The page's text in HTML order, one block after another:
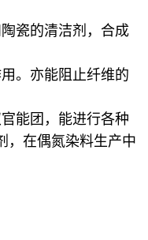
瓷的清洁剂，合成
。亦能阻止纤维的
能团，能进行各种
，在偶氮染料生产中